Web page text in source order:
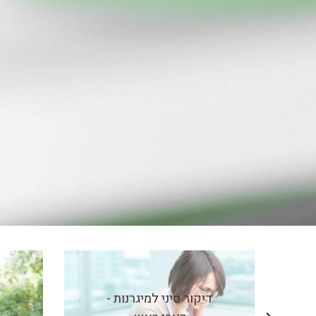
דיקור סיני למיגרנות -